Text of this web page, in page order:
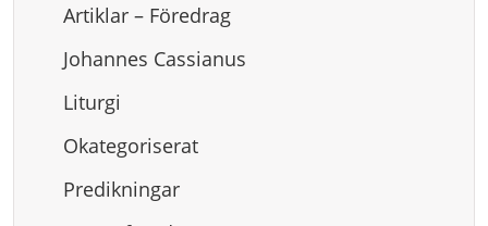
Artiklar – Föredrag
Johannes Cassianus
Liturgi
Okategoriserat
Predikningar